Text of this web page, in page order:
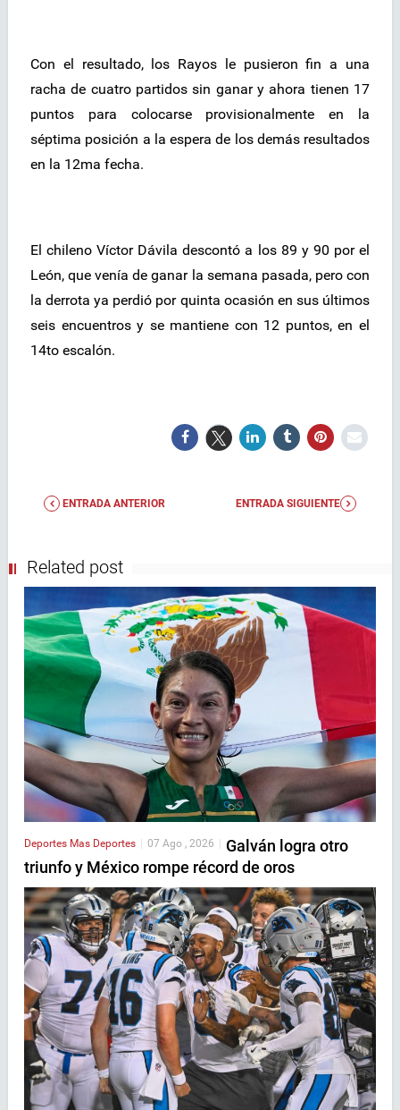
Con el resultado, los Rayos le pusieron fin a una
racha de cuatro partidos sin ganar y ahora tienen 17
puntos para colocarse provisionalmente en la
séptima posición a la espera de los demás resultados
en la 12ma fecha.
El chileno Víctor Dávila descontó a los 89 y 90 por el
León, que venía de ganar la semana pasada, pero con
la derrota ya perdió por quinta ocasión en sus últimos
seis encuentros y se mantiene con 12 puntos, en el
14to escalón.
ENTRADA ANTERIOR ENTRADA SIGUIENTE
Related post
Deportes Mas Deportes | 07 Ago , 2026 | Galván logra otro
triunfo y México rompe récord de oros